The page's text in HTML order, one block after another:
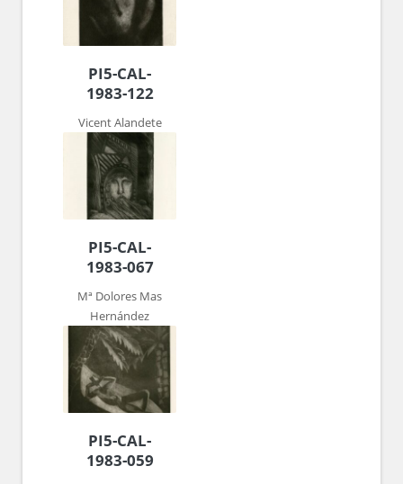
PI5-CAL-
1983-122
Vicent Alandete
PI5-CAL-
1983-067
Mª Dolores Mas
Hernández
PI5-CAL-
1983-059